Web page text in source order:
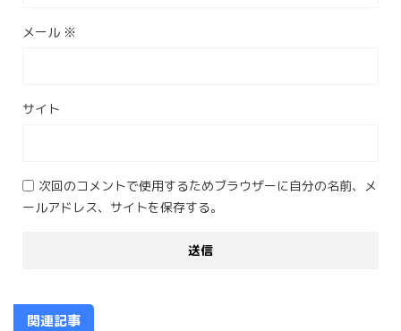
メール ※
サイト
次回のコメントで使用するためブラウザーに自分の名前、メ
ールアドレス、サイトを保存する。
関連記事